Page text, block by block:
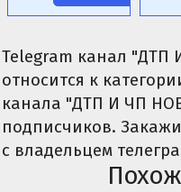
Telegram канал
относится к
канала "ДТП И ЧП
подписчиков.
с владельцем